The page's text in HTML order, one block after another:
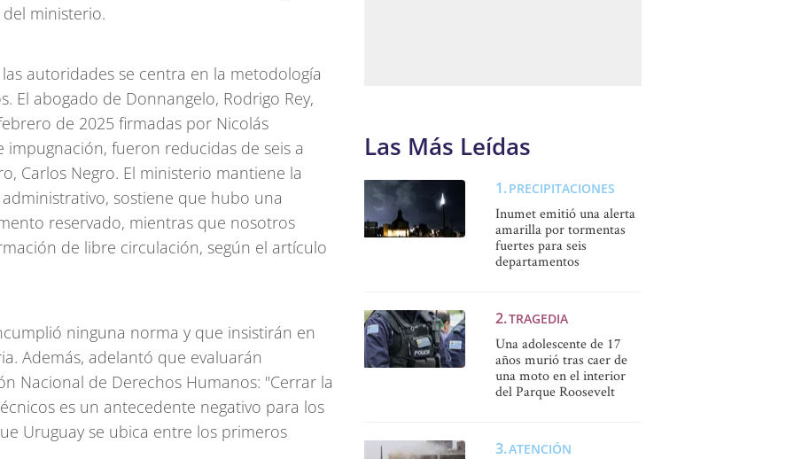
ministerio.
autoridades se centra en la metodología
El abogado de Donnangelo, Rodrigo Rey,
de 2025 firmadas por Nicolás
fueron reducidas de seis a
Carlos Negro. El ministerio mantiene la
sostiene que hubo una
reservado, mientras que nosotros
de libre circulación, según el artículo
ninguna norma y que insistirán en
Además, adelantó que evaluarán
Nacional de Derechos Humanos: "Cerrar la
es un antecedente negativo para los
Uruguay se ubica entre los primeros
Las Más Leídas
PRECIPITACIONES
Inumet emitió una alerta
amarilla por tormentas
fuertes para seis
departamentos
TRAGEDIA
Una adolescente de 17
años murió tras caer de
una moto en el interior
del Parque Roosevelt
ATENCIÓN